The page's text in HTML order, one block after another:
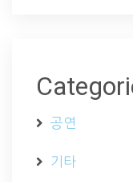
공연
기타